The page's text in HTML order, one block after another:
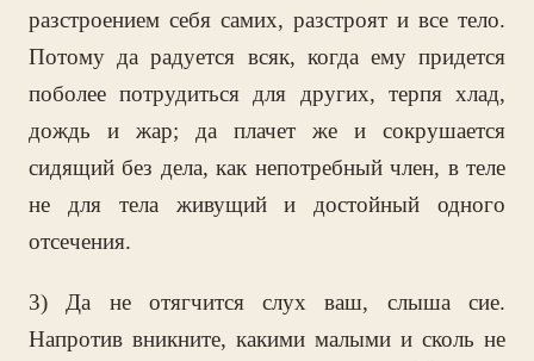
разстроением себя самих, разстроят и все тело.
Потому да радуется всяк, когда ему придется
поболее потрудиться для других, терпя хлад,
дождь и жар; да плачет же и сокрушается
сидящий без дела, как непотребный член, в теле
не для тела живущий и достойный одного
отсечения.
3) Да не отягчится слух ваш, слыша сие.
Напротив вникните, какими малыми и сколь не